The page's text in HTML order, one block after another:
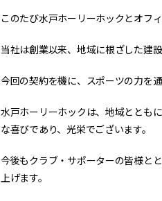
このたび水戸ホーリーホックとオフ
当社は創業以来、地域に根ざした建
今回の契約を機に、スポーツの力を
水戸ホーリーホックは、地域ととも
な喜びであり、光栄でございます。
今後もクラブ・サポーターの皆様と
上げます。